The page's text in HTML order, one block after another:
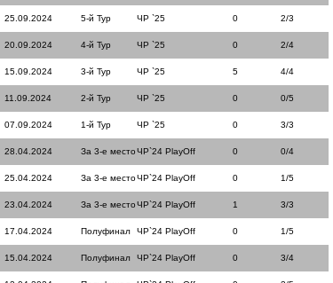
25.09.2024 5-й Тур ЧР `25 0 2/3
20.09.2024 4-й Тур ЧР `25 0 2/4
15.09.2024 3-й Тур ЧР `25 5 4/4
11.09.2024 2-й Тур ЧР `25 0 0/5
07.09.2024 1-й Тур ЧР `25 0 3/3
28.04.2024 За 3-е местоЧР`24 PlayOff 0 0/4
25.04.2024 За 3-е местоЧР`24 PlayOff 0 1/5
23.04.2024 За 3-е местоЧР`24 PlayOff 1 3/3
17.04.2024 Полуфинал ЧР`24 PlayOff 0 1/5
15.04.2024 Полуфинал ЧР`24 PlayOff 0 3/4